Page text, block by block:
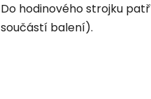
Do hodinového strojku
součástí balení).